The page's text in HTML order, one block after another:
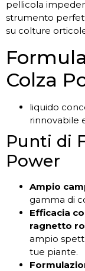
pellicola
strumento
su colture
Colza
liquido
rinnovabile
Punti di
Power
Ampio
gamma di
Efficacia
ragnetto
ampio
tue piante.